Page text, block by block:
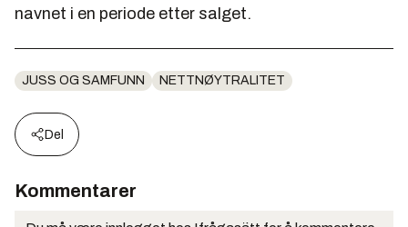
navnet i en periode etter salget.
JUSS OG SAMFUNN NETTNØYTRALITET
Del
Kommentarer